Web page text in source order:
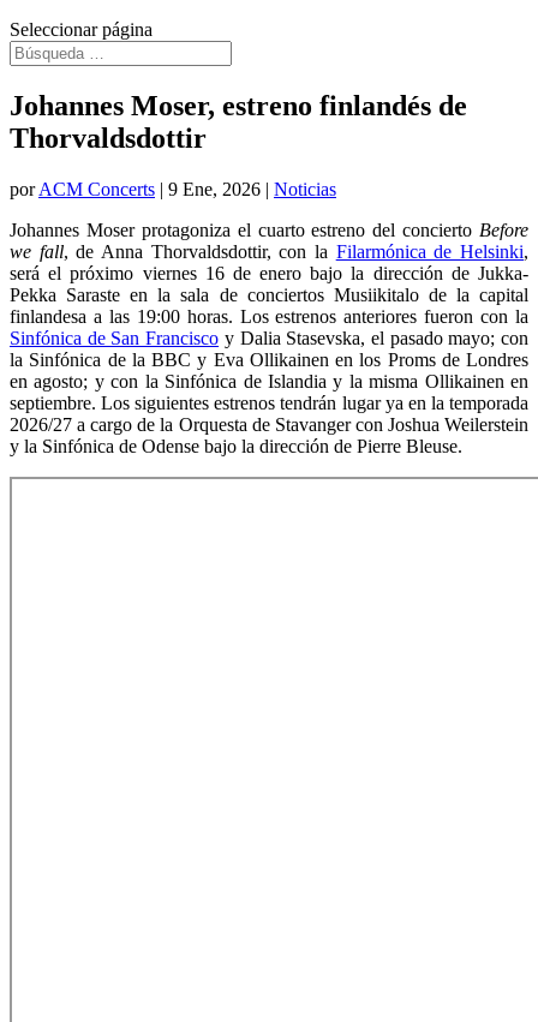
Seleccionar página
Johannes Moser, estreno finlandés de
Thorvaldsdottir
porACM Concerts | 9 Ene, 2026 | Noticias
Johannes Moser protagoniza el cuarto estreno del concierto Before
we fall, de Anna Thorvaldsdottir, con la Filarmónica de Helsinki,
será el próximo viernes 16 de enero bajo la dirección de Jukka-
Pekka Saraste en la sala de conciertos Musiikitalo de la capital
finlandesa a las 19:00 horas. Los estrenos anteriores fueron con la
Sinfónica de San Francisco y Dalia Stasevska, el pasado mayo; con
la Sinfónica de la BBC y Eva Ollikainen en los Proms de Londres
en agosto; y con la Sinfónica de Islandia y la misma Ollikainen en
septiembre. Los siguientes estrenos tendrán lugar ya en la temporada
2026/27 a cargo de la Orquesta de Stavanger con Joshua Weilerstein
y la Sinfónica de Odense bajo la dirección de Pierre Bleuse.